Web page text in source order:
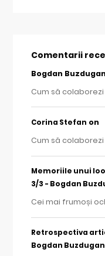
Comentarii
Bogdan Buzdugan
Cum să
Corina Stefan on
Cum să
Memoriile unui
3/3 - Bogdan
Cei mai frumoși
Retrospectiva
Bogdan Buzdugan